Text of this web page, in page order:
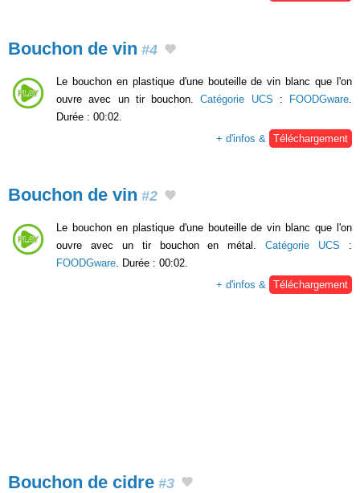
Bouchon de vin #4
Le bouchon en plastique d'une bouteille de vin blanc que l'on
ouvre avec un tir bouchon.Catégorie UCS : FOODGware
Durée : 00:02.
+ d'infos &
Téléchargement
Bouchon de vin #2
Le bouchon en plastique d'une bouteille de vin blanc que l'on
ouvre avec un tir bouchon en métal.Catégorie UCS :
FOODGware . Durée : 00:02.
+ d'infos &
Téléchargement
Bouchon de cidre #3